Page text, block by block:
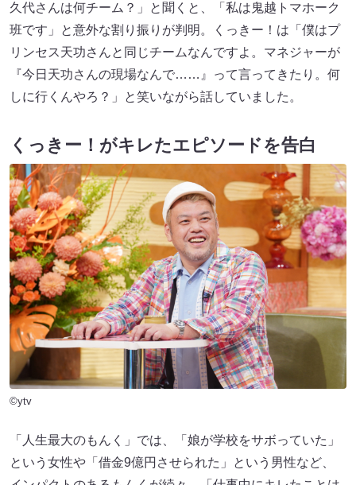
久代さんは何チーム？」と聞くと、「私は鬼越トマホーク
班です」と意外な割り振りが判明。くっきー！は「僕はプ
リンセス天功さんと同じチームなんですよ。マネジャーが
『今日天功さんの現場なんで……』って言ってきたり。何
しに行くんやろ？」と笑いながら話していました。
くっきー！がキレたエピソードを告白
©ytv
「人生最大のもんく」では、「娘が学校をサボっていた」
という女性や「借金9億円させられた」という男性など、